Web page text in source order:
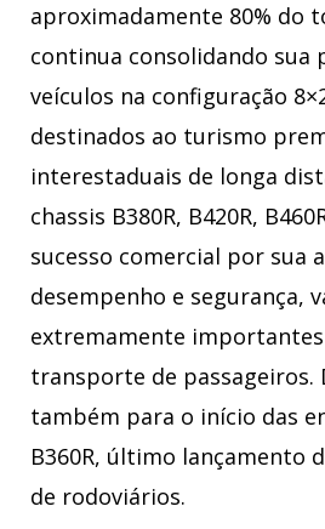
aproximadamente 80% do
continua consolidando sua
veículos na configuração
destinados ao turismo
interestaduais de longa
chassis B380R, B420R,
sucesso comercial por sua
desempenho e segurança,
extremamente
transporte de passageiros.
também para o início das
B360R, último lançamento
de rodoviários.